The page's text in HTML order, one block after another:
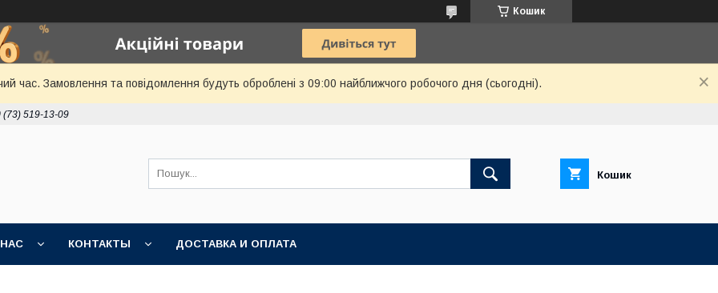
Кошик
час. Замовлення та повідомлення будуть оброблені з 09:00 найближчого робочого дня (сьогодні).
(73) 519-13-09
Кошик
КОНТАКТЫ ДОСТАВКА И ОПЛАТА